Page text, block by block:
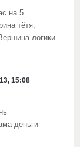
на 5
тётя,
логики
15:08
деньги